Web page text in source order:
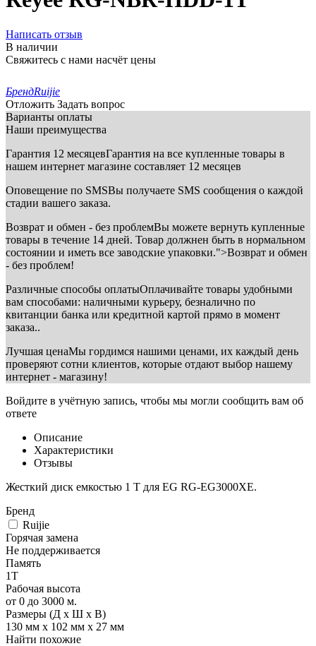
Написать отзыв
В наличии
Свяжитесь с нами насчёт цены
БрендRuijie
Отложить Задать вопрос
Варианты оплаты
Наши преимущества
Гарантия 12 месяцевГарантия на все купленные товары в
нашем интернет магазине составляет 12 месяцев
Оповещение по SMSВы получаете SMS сообщения о каждой
стадии вашего заказа.
Возврат и обмен - без проблемВы можете вернуть купленные
товары в течение 14 дней. Товар должнен быть в нормальном
состоянии и иметь все заводские упаковки.">Возврат и обмен
- без проблем!
Различные способы оплатыОплачивайте товары удобными
вам способами: наличными курьеру, безналично по
квитанции банка или кредитной картой прямо в момент
заказа..
Лучшая ценаМы гордимся нашими ценами, их каждый день
проверяют сотни клиентов, которые отдают выбор нашему
интернет - магазину!
Войдите в учётную запись, чтобы мы могли сообщить вам об
ответе
Описание
Характеристики
Отзывы
Жесткий диск емкостью 1 Т для EG RG-EG3000XE.
Бренд
Ruijie
Горячая замена
Не поддерживается
Память
1Т
Рабочая высота
от 0 до 3000 м.
Размеры (Д х Ш х В)
130 мм х 102 мм х 27 мм
Найти похожие